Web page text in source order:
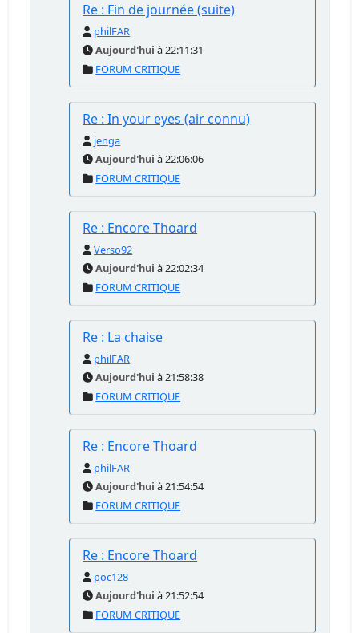
Re : Fin de journée (suite)
philFAR
Aujourd'hui à 22:11:31
FORUM CRITIQUE
Re : In your eyes (air connu)
jenga
Aujourd'hui à 22:06:06
FORUM CRITIQUE
Re : Encore Thoard
Verso92
Aujourd'hui à 22:02:34
FORUM CRITIQUE
Re : La chaise
philFAR
Aujourd'hui à 21:58:38
FORUM CRITIQUE
Re : Encore Thoard
philFAR
Aujourd'hui à 21:54:54
FORUM CRITIQUE
Re : Encore Thoard
poc128
Aujourd'hui à 21:52:54
FORUM CRITIQUE